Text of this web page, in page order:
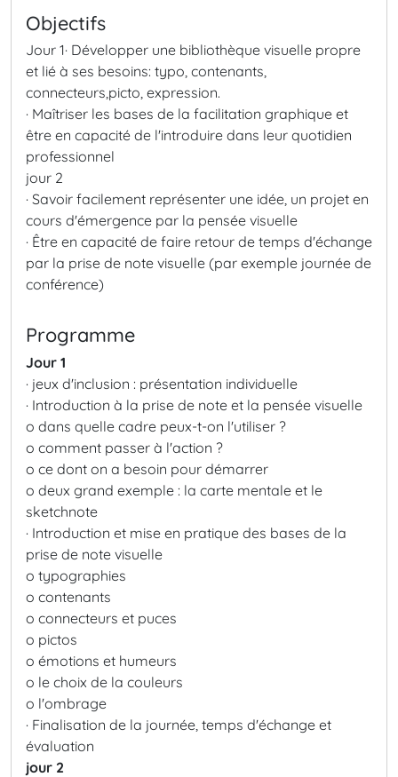
Objectifs
Jour 1· Développer une bibliothèque visuelle propre
et lié à ses besoins: typo, contenants,
connecteurs,picto, expression.
· Maîtriser les bases de la facilitation graphique et
être en capacité de l'introduire dans leur quotidien
professionnel
jour 2
· Savoir facilement représenter une idée, un projet en
cours d'émergence par la pensée visuelle
· Être en capacité de faire retour de temps d'échange
par la prise de note visuelle (par exemple journée de
conférence)
Programme
Jour 1
· jeux d'inclusion : présentation individuelle
· Introduction à la prise de note et la pensée visuelle
o dans quelle cadre peux-t-on l'utiliser ?
o comment passer à l'action ?
o ce dont on a besoin pour démarrer
o deux grand exemple : la carte mentale et le
sketchnote
· Introduction et mise en pratique des bases de la
prise de note visuelle
o typographies
o contenants
o connecteurs et puces
o pictos
o émotions et humeurs
o le choix de la couleurs
o l'ombrage
· Finalisation de la journée, temps d'échange et
évaluation
jour 2